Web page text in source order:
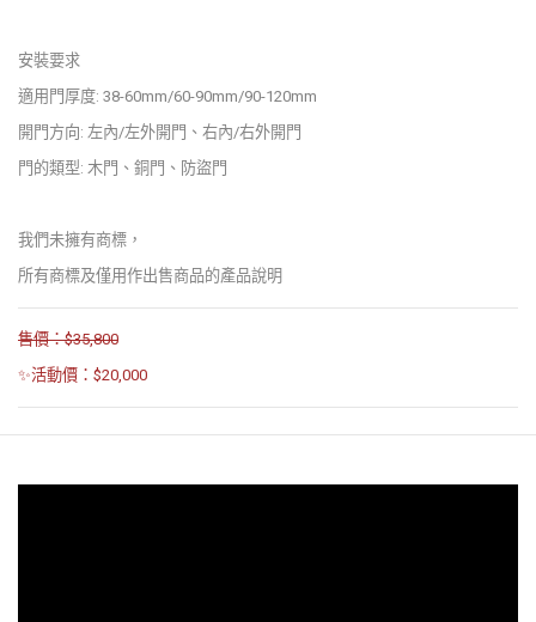
安裝要求
適用門厚度: 38-60mm/60-90mm/90-120mm
開門方向: 左內/左外開門、右內/右外開門
門的類型: 木門、銅門、防盜門
我們未擁有商標，
所有商標及僅用作出售商品的產品說明
售價：$35,800
✨活動價：$20,000